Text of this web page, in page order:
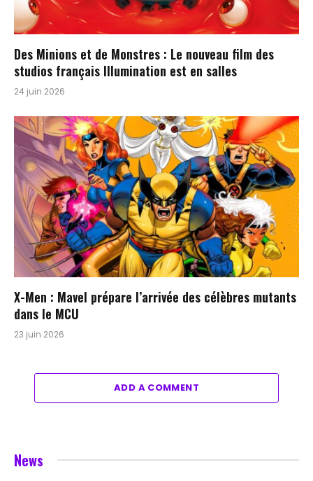
Des Minions et de Monstres : Le nouveau film des
studios français Illumination est en salles
24 juin 2026
X-Men : Mavel prépare l’arrivée des célèbres mutants
dans le MCU
23 juin 2026
ADD A COMMENT
News